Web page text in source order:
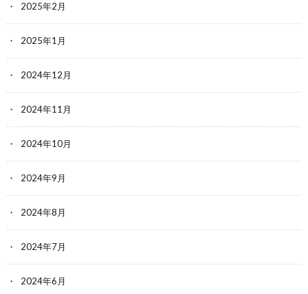
2025年2月
2025年1月
2024年12月
2024年11月
2024年10月
2024年9月
2024年8月
2024年7月
2024年6月